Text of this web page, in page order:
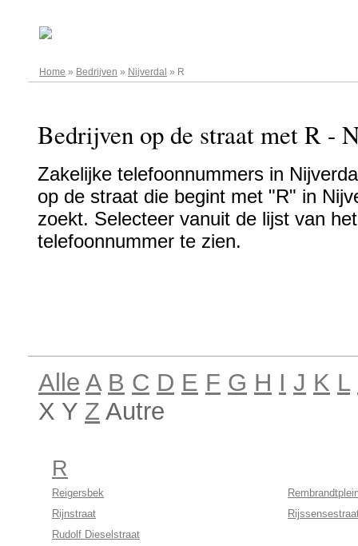
Home » Bedrijven » Nijverdal » R
Bedrijven op de straat met R -
Zakelijke telefoonnummers in
op de straat die begint met "R" in
zoekt. Selecteer vanuit de lijst van
telefoonnummer te zien.
Alle A B C D E F G H I J K L
X Y Z Autre
R
Reigersbek
Rijnstraat
Rudolf Dieselstraat